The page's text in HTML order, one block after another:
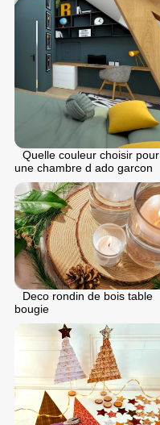
Quelle couleur choisir pour
une chambre d ado garcon
Deco rondin de bois table
bougie